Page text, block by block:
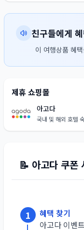
친구들에게
이 여행상품 혜
제휴 쇼핑몰
아고다
국내 및 해외 호텔
📝 아고다 쿠폰
1
혜택 찾기
아고다 이벤